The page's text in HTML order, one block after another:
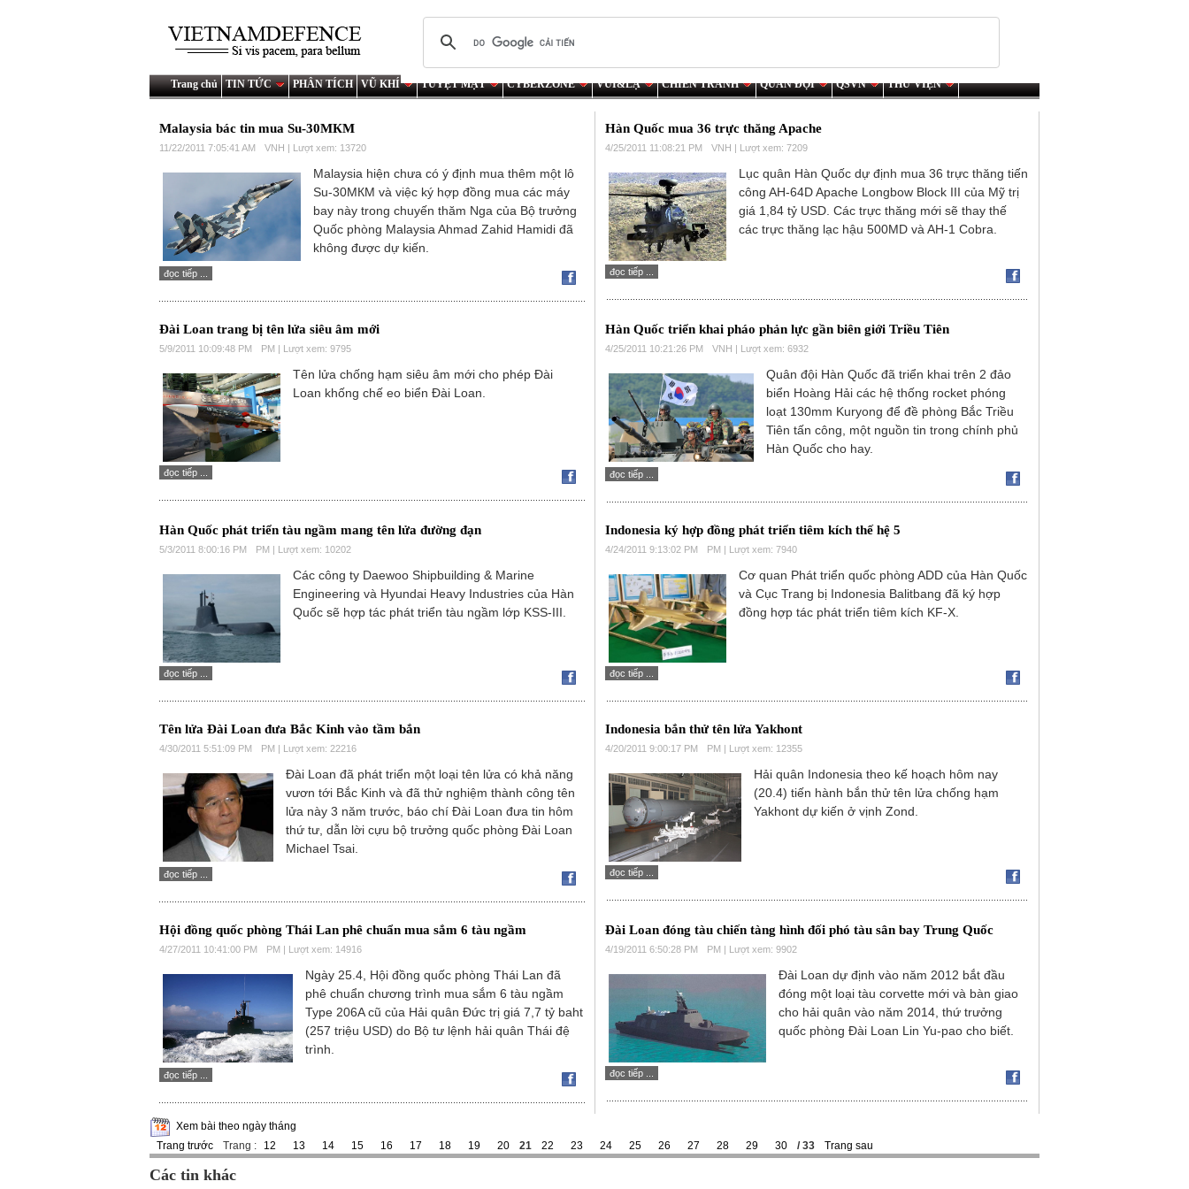
Trang chủ TIN TỨC PHÂN TÍCH VŨ KHÍ TUYỆT MẬT CYBERZONE VUI&LẠ CHIẾN TRANH QUÂN ĐỘI QSVN THƯ VIỆN
Malaysia bác tin mua Su-30МКМ
11/22/2011 7:05:41 AM VNH | Lượt xem: 13720
Malaysia hiện chưa có ý định mua thêm một lô
Su-30МКМ và việc ký hợp đồng mua các máy
bay này trong chuyến thăm Nga của Bộ trưởng
Quốc phòng Malaysia Ahmad Zahid Hamidi đã
không được dự kiến.
đọc tiếp ...
Hàn Quốc mua 36 trực thăng Apache
4/25/2011 11:08:21 PM VNH | Lượt xem: 7209
Lục quân Hàn Quốc dự định mua 36 trực thăng tiến
công AH-64D Apache Longbow Block III của Mỹ trị
giá 1,84 tỷ USD. Các trực thăng mới sẽ thay thế
các trực thăng lạc hậu 500MD và AH-1 Cobra.
đọc tiếp ...
Đài Loan trang bị tên lửa siêu âm mới
5/9/2011 10:09:48 PM PM | Lượt xem: 9795
Tên lửa chống hạm siêu âm mới cho phép Đài
Loan khống chế eo biển Đài Loan.
đọc tiếp ...
Hàn Quốc triển khai pháo phản lực gần biên giới Triều Tiên
4/25/2011 10:21:26 PM VNH | Lượt xem: 6932
Quân đội Hàn Quốc đã triển khai trên 2 đảo
biển Hoàng Hải các hệ thống rocket phóng
loạt 130mm Kuryong để đề phòng Bắc Triều
Tiên tấn công, một nguồn tin trong chính phủ
Hàn Quốc cho hay.
đọc tiếp ...
Hàn Quốc phát triển tàu ngầm mang tên lửa đường đạn
5/3/2011 8:00:16 PM PM | Lượt xem: 10202
Các công ty Daewoo Shipbuilding & Marine
Engineering và Hyundai Heavy Industries của Hàn
Quốc sẽ hợp tác phát triển tàu ngầm lớp KSS-III.
đọc tiếp ...
Indonesia ký hợp đồng phát triển tiêm kích thế hệ 5
4/24/2011 9:13:02 PM PM | Lượt xem: 7940
Cơ quan Phát triển quốc phòng ADD của Hàn Quốc
và Cục Trang bị Indonesia Balitbang đã ký hợp
đồng hợp tác phát triển tiêm kích KF-X.
đọc tiếp ...
Tên lửa Đài Loan đưa Bắc Kinh vào tầm bắn
4/30/2011 5:51:09 PM PM | Lượt xem: 22216
Đài Loan đã phát triển một loại tên lửa có khả năng
vươn tới Bắc Kinh và đã thử nghiệm thành công tên
lửa này 3 năm trước, báo chí Đài Loan đưa tin hôm
thứ tư, dẫn lời cựu bộ trưởng quốc phòng Đài Loan
Michael Tsai.
đọc tiếp ...
Indonesia bắn thử tên lửa Yakhont
4/20/2011 9:00:17 PM PM | Lượt xem: 12355
Hải quân Indonesia theo kế hoạch hôm nay
(20.4) tiến hành bắn thử tên lửa chống hạm
Yakhont dự kiến ở vịnh Zond.
đọc tiếp ...
Hội đồng quốc phòng Thái Lan phê chuẩn mua sắm 6 tàu ngầm
4/27/2011 10:41:00 PM PM | Lượt xem: 14916
Ngày 25.4, Hội đồng quốc phòng Thái Lan đã
phê chuẩn chương trình mua sắm 6 tàu ngầm
Type 206A cũ của Hải quân Đức trị giá 7,7 tỷ baht
(257 triệu USD) do Bộ tư lệnh hải quân Thái đệ
trình.
đọc tiếp ...
Đài Loan đóng tàu chiến tàng hình đối phó tàu sân bay Trung Quốc
4/19/2011 6:50:28 PM PM | Lượt xem: 9902
Đài Loan dự định vào năm 2012 bắt đầu
đóng một loại tàu corvette mới và bàn giao
cho hải quân vào năm 2014, thứ trưởng
quốc phòng Đài Loan Lin Yu-pao cho biết.
đọc tiếp ...
Xem bài theo ngày tháng
Trang trước
Trang : 12 13 14 15 16 17 18 19 20 21 22 23 24 25 26 27 28 29 30 / 33 Trang sau
Các tin khác